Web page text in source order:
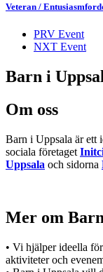
Veteran /
PRV Event
NXT Event
Barn i
Om oss
Barn i Uppsala är ett
sociala företaget
Uppsala och sidorna
Mer om
• Vi hjälper ideella
aktiviteter och